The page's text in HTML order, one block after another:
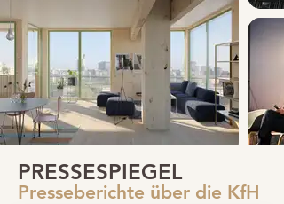
PRESSESPIEGEL
Presseberichte über die KfH